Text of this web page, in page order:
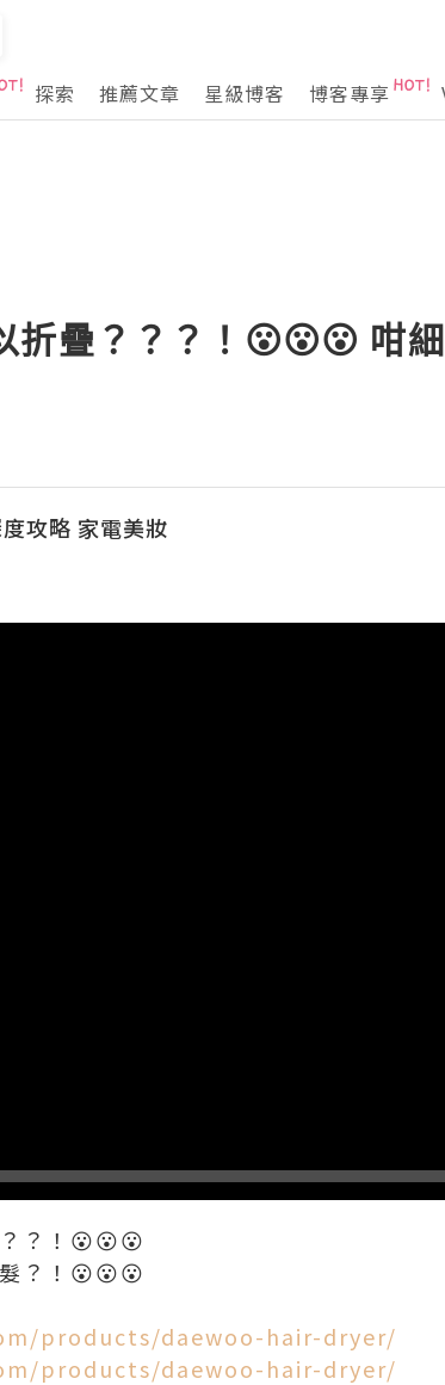
探索 推薦文章 星級博客 博客專享
折疊？？？！😮😮😮 咁
攻略 家電美妝
？！😮😮😮
？！😮😮😮
products/daewoo-hair-dryer/
products/daewoo-hair-dryer/